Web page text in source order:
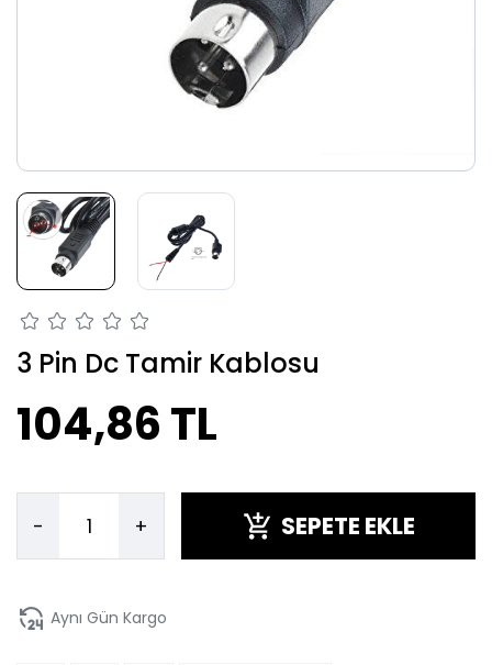
3 Pin Dc Tamir Kablosu
104,86 TL
- + SEPETE EKLE
Aynı Gün Kargo